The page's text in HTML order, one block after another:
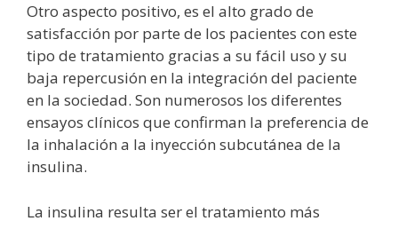
Otro aspecto positivo, es el alto grado de
satisfacción por parte de los pacientes con este
tipo de tratamiento gracias a su fácil uso y su
baja repercusión en la integración del paciente
en la sociedad. Son numerosos los diferentes
ensayos clínicos que confirman la preferencia de
la inhalación a la inyección subcutánea de la
insulina.
La insulina resulta ser el tratamiento más